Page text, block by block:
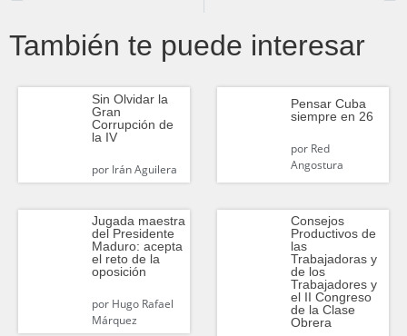
También te puede interesar
Sin Olvidar la
Gran
Corrupción de
la IV
porIrán Aguilera
Pensar Cuba
siempre en 26
porRed
Angostura
Jugada maestra
del Presidente
Maduro: acepta
el reto de la
oposición
porHugo Rafael
Márquez
Consejos
Productivos de
las
Trabajadoras y
de los
Trabajadores y
el II Congreso
de la Clase
Obrera